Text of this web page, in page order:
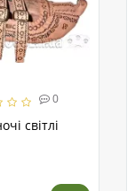
0
світлі